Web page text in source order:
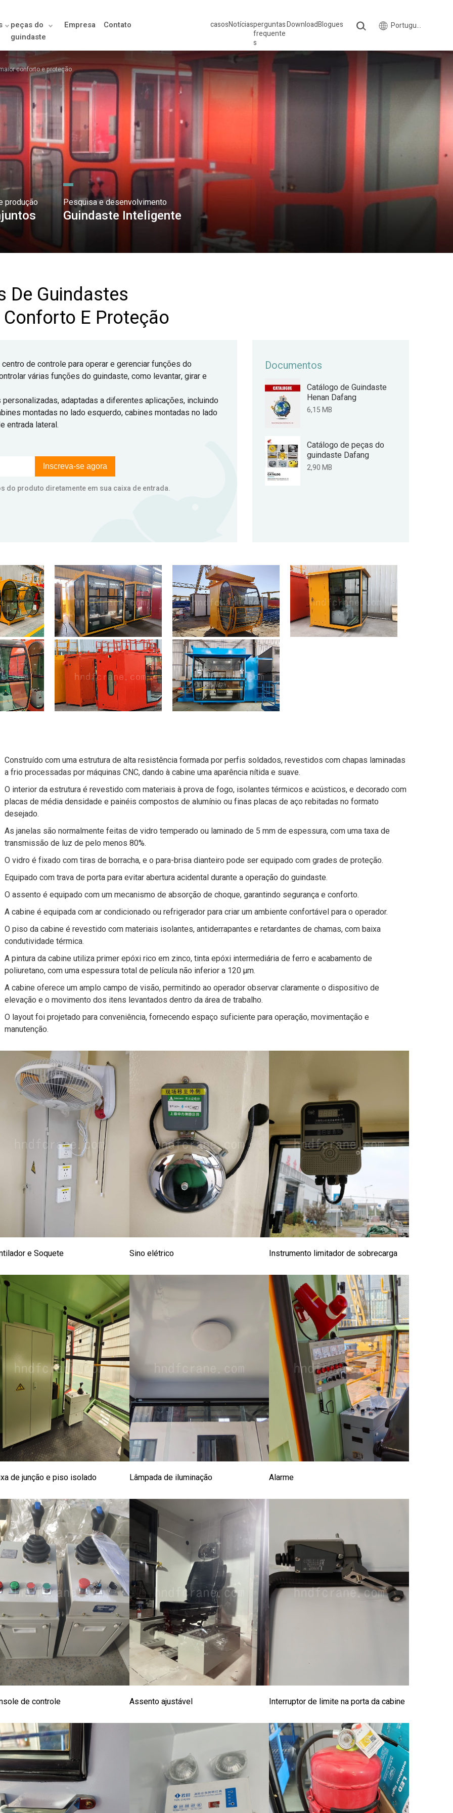
peças do
guindaste
Empresa Contato casosNotíciasperguntas
frequente
s
DownloadBlogues Português do Brasil
conforto e proteção
produção Pesquisa e desenvolvimento
Guindaste Inteligente
De Guindastes
E Proteção
de controle para operar e gerenciar funções do
várias funções do guindaste, como levantar, girar e
adaptadas a diferentes aplicações, incluindo
montadas no lado esquerdo, cabines montadas no lado
entrada lateral.
Inscreva-se agora
do produto diretamente em sua caixa de entrada.
Documentos
Catálogo de Guindaste
Henan Dafang
6,15 MB
Catálogo de peças do
guindaste Dafang
2,90 MB
Construído com uma estrutura de alta resistência formada por perfis soldados, revestidos com chapas laminadas
a frio processadas por máquinas CNC, dando à cabine uma aparência nítida e suave.
O interior da estrutura é revestido com materiais à prova de fogo, isolantes térmicos e acústicos, e decorado com
placas de média densidade e painéis compostos de alumínio ou finas placas de aço rebitadas no formato
desejado.
As janelas são normalmente feitas de vidro temperado ou laminado de 5 mm de espessura, com uma taxa de
transmissão de luz de pelo menos 80%.
O vidro é fixado com tiras de borracha, e o para-brisa dianteiro pode ser equipado com grades de proteção.
Equipado com trava de porta para evitar abertura acidental durante a operação do guindaste.
O assento é equipado com um mecanismo de absorção de choque, garantindo segurança e conforto.
A cabine é equipada com ar condicionado ou refrigerador para criar um ambiente confortável para o operador.
O piso da cabine é revestido com materiais isolantes, antiderrapantes e retardantes de chamas, com baixa
condutividade térmica.
A pintura da cabine utiliza primer epóxi rico em zinco, tinta epóxi intermediária de ferro e acabamento de
poliuretano, com uma espessura total de película não inferior a 120 µm.
A cabine oferece um amplo campo de visão, permitindo ao operador observar claramente o dispositivo de
elevação e o movimento dos itens levantados dentro da área de trabalho.
O layout foi projetado para conveniência, fornecendo espaço suficiente para operação, movimentação e
manutenção.
e Soquete Sino elétrico Instrumento limitador de sobrecarga
de junção e piso isolado Lâmpada de iluminação Alarme
de controle Assento ajustável Interruptor de limite na porta da cabine